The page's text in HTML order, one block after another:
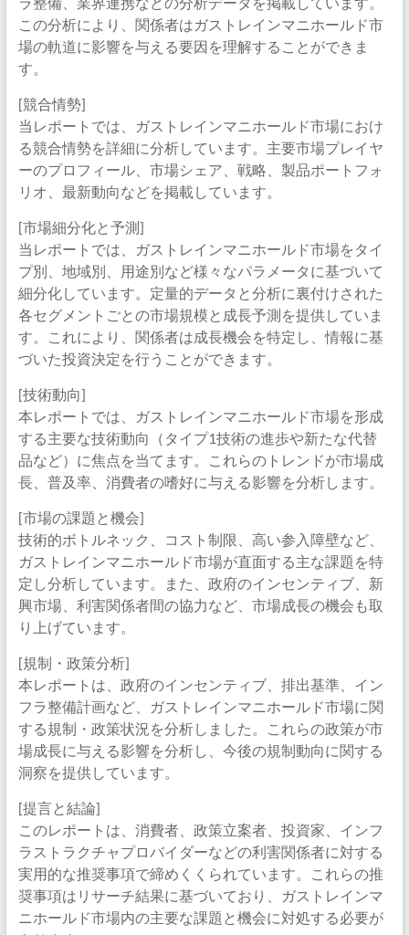
この分析により、関係者はガストレインマニホールド市
場の軌道に影響を与える要因を理解することができま
す。
[競合情勢]
当レポートでは、ガストレインマニホールド市場におけ
る競合情勢を詳細に分析しています。主要市場プレイヤ
ーのプロフィール、市場シェア、戦略、製品ポートフォ
リオ、最新動向などを掲載しています。
[市場細分化と予測]
当レポートでは、ガストレインマニホールド市場をタイ
プ別、地域別、用途別など様々なパラメータに基づいて
細分化しています。定量的データと分析に裏付けされた
各セグメントごとの市場規模と成長予測を提供していま
す。これにより、関係者は成長機会を特定し、情報に基
づいた投資決定を行うことができます。
[技術動向]
本レポートでは、ガストレインマニホールド市場を形成
する主要な技術動向（タイプ1技術の進歩や新たな代替
品など）に焦点を当てます。これらのトレンドが市場成
長、普及率、消費者の嗜好に与える影響を分析します。
[市場の課題と機会]
技術的ボトルネック、コスト制限、高い参入障壁など、
ガストレインマニホールド市場が直面する主な課題を特
定し分析しています。また、政府のインセンティブ、新
興市場、利害関係者間の協力など、市場成長の機会も取
り上げています。
[規制・政策分析]
本レポートは、政府のインセンティブ、排出基準、イン
フラ整備計画など、ガストレインマニホールド市場に関
する規制・政策状況を分析しました。これらの政策が市
場成長に与える影響を分析し、今後の規制動向に関する
洞察を提供しています。
[提言と結論]
このレポートは、消費者、政策立案者、投資家、インフ
ラストラクチャプロバイダーなどの利害関係者に対する
実用的な推奨事項で締めくくられています。これらの推
奨事項はリサーチ結果に基づいており、ガストレインマ
ニホールド市場内の主要な課題と機会に対処する必要が